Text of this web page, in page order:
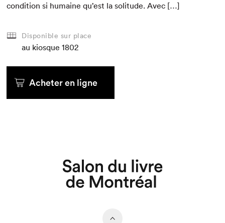
con­di­tion si humaine qu’est la soli­tude. Avec […]
Disponible sur place
au kiosque 1802
Acheter en ligne